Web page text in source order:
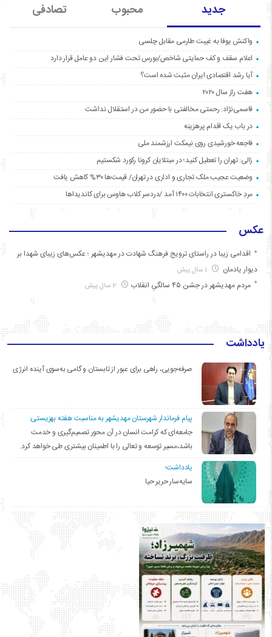
جدید محبوب تصادفی
واکنش یوفا به غیبت طارمی مقابل چلسی
اعلام سقف و کف حمایتی شاخص/بورس تحت فشار این دو عامل قرار دارد
آیا رشد اقتصادی ایران مثبت شده است؟
هفت راز سال ۲۰۲۰
قاسمی‌نژاد: رحمتی مخالفتی با حضور من در استقلال نداشت
در باب یک اقدام پرهزینه
فاجعه خورشیدی روی نیمکت ارزشمند ملی
زالی: تهران را تعطیل کنید؛ در مبتلایان کرونا رکورد شکستیم
وضعیت عجیب ملک تجاری و اداری در تهران/ قیمت‌ها ۳۰% کاهش یافت
مردِ خاکستری انتخابات ۱۴۰۰ آمد /دردسر کلاب هاوس برای کاندیداها
عکس
اقدامی زیبا در راستای ترویج فرهنگ شهادت در مهدیشهر ؛ عکس‌های زیبای شهدا بر
دیوار یادمان
مردم مهدیشهر در جشن ۴۵ سالگیِ انقلاب
یادداشت
صرفه‌جویی، راهی برای عبور از تابستان و گامی به‌سوی آینده انرژی
پیام فرماندار شهرستان مهدیشهر به مناسبت هفته بهزیستی:
جامعه‌ای که کرامت انسان در آن محور تصمیم‌گیری و خدمت
باشد،مسیر توسعه و تعالی را با اطمینان بیشتری طی خواهد کرد.
یادداشت؛
سایه‌سار حریر حیا